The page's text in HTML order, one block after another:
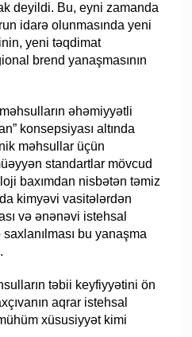
deyildi. Bu, eyni zamanda
idarə olunmasında yeni
yeni təqdimat
brend yanaşmasının
əhəmiyyətli
konsepsiyası altında
məhsullar üçün
standartlar mövcud
baxımdan nisbətən təmiz
kimyəvi vasitələrdən
və ənənəvi istehsal
bu yanaşma
təbii keyfiyyətini ön
aqrar istehsal
xüsusiyyət kimi